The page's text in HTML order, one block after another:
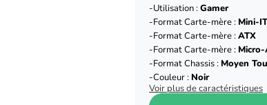
Utilisation :Gamer
Format Carte-mère : Mini-
Format Carte-mère :ATX
Format Carte-mère : Micro-
Format Chassis : Moyen
Couleur : Noir
Voir plus de caractéristiques